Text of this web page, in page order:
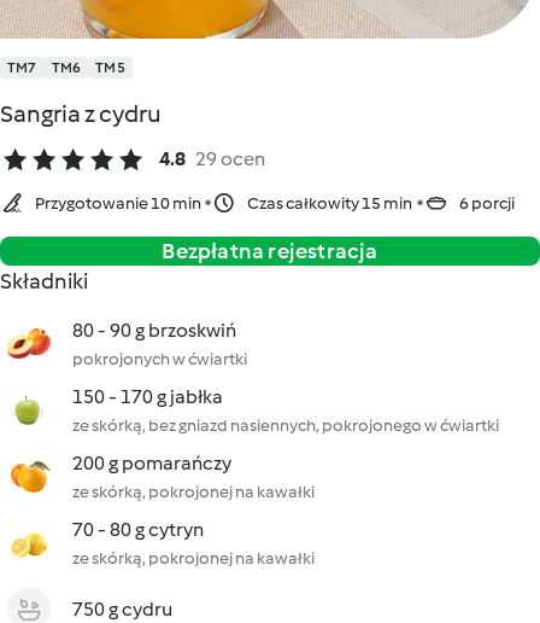
TM7 TM6 TM5
Sangria z cydru
4.8 29 ocen
Przygotowanie 10 min Czas całkowity 15 min 6 porcji
Bezpłatna rejestracja
Składniki
80 - 90 g brzoskwiń
pokrojonych w ćwiartki
150 - 170 g jabłka
ze skórką, bez gniazd nasiennych, pokrojonego w ćwiartki
200 g pomarańczy
ze skórką, pokrojonej na kawałki
70 - 80 g cytryn
ze skórką, pokrojonej na kawałki
750 g cydru